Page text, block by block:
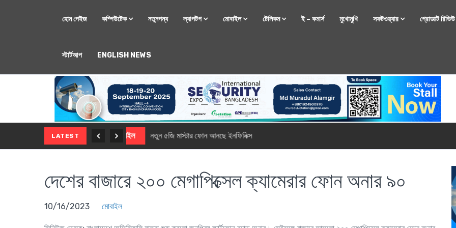
হোম পেইজ কম্পিউটেক নতুনপন্য ল্যাপটপ মোবাইল টেলিকম ই – কমার্স মুখোমুখি সফটওয়্যার প্রোডাক্ট রিভিউ
স্টার্টআপ ENGLISH NEWS
LATEST মোবাইল নতুন সি-সিরিজ স্মার্টফোন নিয়ে আসছে রিয়েলমি
দেশের বাজারে ২০০ মেগাপিক্সেল ক্যামেরার ফোন অনার ৯০
10/16/2023 মোবাইল